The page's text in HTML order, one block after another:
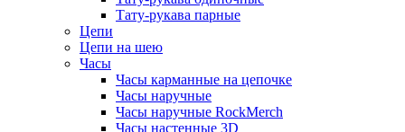
Тату-рукава парные
Цепи
Цепи на шею
Часы
Часы карманные на цепочке
Часы наручные
Часы наручные RockMerch
Часы настенные 3D